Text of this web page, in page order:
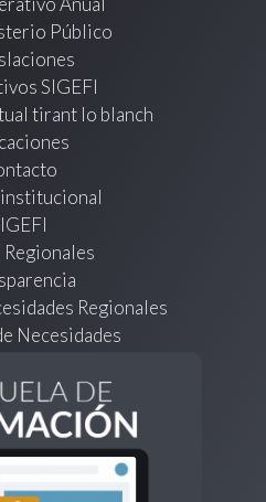
Público
SIGEFI
tirant lo blanch
Regionales
Regionales
Necesidades